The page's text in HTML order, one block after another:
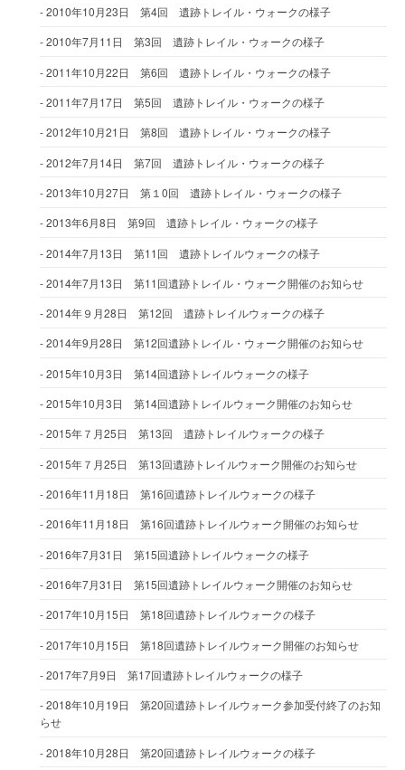
2010年10月23日 第4回 遺跡トレイル・ウォークの様子
2010年7月11日 第3回 遺跡トレイル・ウォークの様子
2011年10月22日 第6回 遺跡トレイル・ウォークの様子
2011年7月17日 第5回 遺跡トレイル・ウォークの様子
2012年10月21日 第8回 遺跡トレイル・ウォークの様子
2012年7月14日 第7回 遺跡トレイル・ウォークの様子
2013年10月27日 第１0回 遺跡トレイル・ウォークの様子
2013年6月8日 第9回 遺跡トレイル・ウォークの様子
2014年7月13日 第11回 遺跡トレイルウォークの様子
2014年7月13日 第11回遺跡トレイル・ウォーク開催のお知らせ
2014年９月28日 第12回 遺跡トレイルウォークの様子
2014年9月28日 第12回遺跡トレイル・ウォーク開催のお知らせ
2015年10月3日 第14回遺跡トレイルウォークの様子
2015年10月3日 第14回遺跡トレイルウォーク開催のお知らせ
2015年７月25日 第13回 遺跡トレイルウォークの様子
2015年７月25日 第13回遺跡トレイルウォーク開催のお知らせ
2016年11月18日 第16回遺跡トレイルウォークの様子
2016年11月18日 第16回遺跡トレイルウォーク開催のお知らせ
2016年7月31日 第15回遺跡トレイルウォークの様子
2016年7月31日 第15回遺跡トレイルウォーク開催のお知らせ
2017年10月15日 第18回遺跡トレイルウォークの様子
2017年10月15日 第18回遺跡トレイルウォーク開催のお知らせ
2017年7月9日 第17回遺跡トレイルウォークの様子
2018年10月19日 第20回遺跡トレイルウォーク参加受付終了のお知
らせ
2018年10月28日 第20回遺跡トレイルウォークの様子